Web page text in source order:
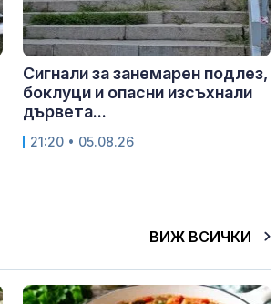
Сигнали за занемарен подлез,
боклуци и опасни изсъхнали
дървета...
21:20 • 05.08.26
ВИЖ ВСИЧКИ